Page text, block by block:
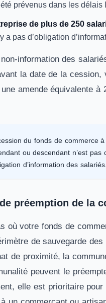
prévenus dans les délais
de plus de 250
a pas d’obligation
information des
la date de la cession,
amende équivalente à
du fonds de commerce à
ou descendant n’est pas
d’information des salariés.
préemption de la
où votre fonds de
de sauvegarde
de proximité, la
peuvent le
elle est prioritaire pour